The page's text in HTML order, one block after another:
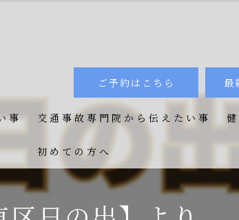
ご予約はこちら 最
事 交通事故専門院から伝えたい事
初めての方へ